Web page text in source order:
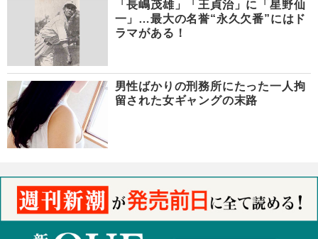
「長嶋茂雄」「王貞治」に「星野仙
一」…最大の名誉“永久欠番”にはド
ラマがある！
男性ばかりの刑務所にたった一人拘
留された女ギャングの末路